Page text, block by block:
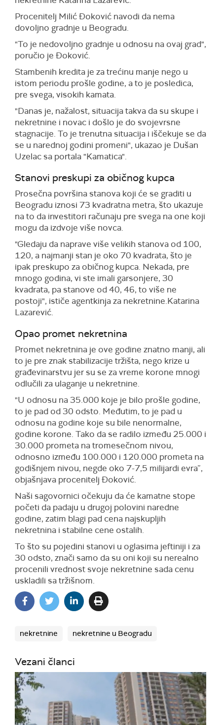
Procenitelj Milić Đoković navodi da nema
dovoljno gradnje u Beogradu.
"To je nedovoljno gradnje u odnosu na ovaj grad",
poručio je Đoković.
Stambenih kredita je za trećinu manje nego u
istom periodu prošle godine, a to je posledica,
pre svega, visokih kamata.
"Danas je, nažalost, situacija takva da su skupe i
nekretnine i novac i došlo je do svojevrsne
stagnacije. To je trenutna situacija i iščekuje se da
se u narednoj godini promeni", ukazao je Dušan
Uzelac sa portala "Kamatica".
Stanovi preskupi za običnog kupca
Prosečna površina stanova koji će se graditi u
Beogradu iznosi 73 kvadratna metra, što ukazuje
na to da investitori računaju pre svega na one koji
mogu da izdvoje više novca.
"Gledaju da naprave više velikih stanova od 100,
120, a najmanji stan je oko 70 kvadrata, što je
ipak preskupo za običnog kupca. Nekada, pre
mnogo godina, vi ste imali garsonjere, 30
kvadrata, pa stanove od 40, 46, to više ne
postoji", ističe agentkinja za nekretnine.Katarina
Lazarević.
Opao promet nekretnina
Promet nekretnina je ove godine znatno manji, ali
to je pre znak stabilizacije tržišta, nego krize u
građevinarstvu jer su se za vreme korone mnogi
odlučili za ulaganje u nekretnine.
"U odnosu na 35.000 koje je bilo prošle godine,
to je pad od 30 odsto. Međutim, to je pad u
odnosu na godine koje su bile nenormalne,
godine korone. Tako da se radilo između 25.000 i
30.000 prometa na tromesečnom nivou,
odnosno između 100.000 i 120.000 prometa na
godišnjem nivou, negde oko 7-7,5 milijardi evra”,
objašnjava procenitelj Đoković.
Naši sagovornici očekuju da će kamatne stope
početi da padaju u drugoj polovini naredne
godine, zatim blagi pad cena najskupljih
nekretnina i stabilne cene ostalih.
To što su pojedini stanovi u oglasima jeftiniji i za
30 odsto, znači samo da su oni koji su nerealno
procenili vrednost svoje nekretnine sada cenu
uskladili sa tržišnom.
nekretnine nekretnine u Beogradu
Vezani članci